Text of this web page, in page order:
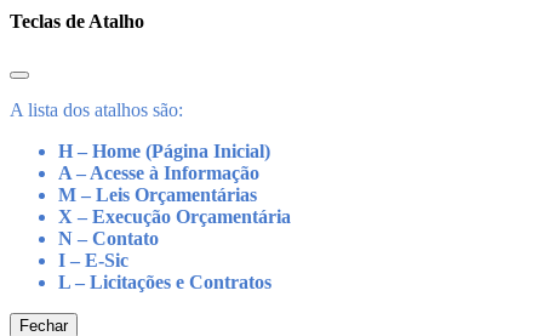
Teclas de Atalho
A lista dos atalhos são:
H – Home (Página Inicial)
A – Acesse à Informação
M – Leis Orçamentárias
X – Execução Orçamentária
N – Contato
I – E-Sic
L – Licitações e Contratos
Fechar